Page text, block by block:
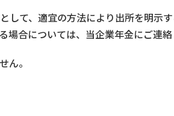
て、適宜の方法により出所を明示
合については、当企業年金にご連絡
ん。